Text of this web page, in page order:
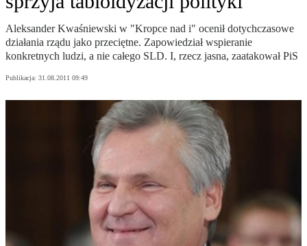
Aleksander Kwaśniewski w "Kropce nad i" ocenił dotychczasowe
działania rządu jako przeciętne. Zapowiedział wspieranie
konkretnych ludzi, a nie całego SLD. I, rzecz jasna, zaatakował PiS
Publikacja: 31.08.2011 09:49